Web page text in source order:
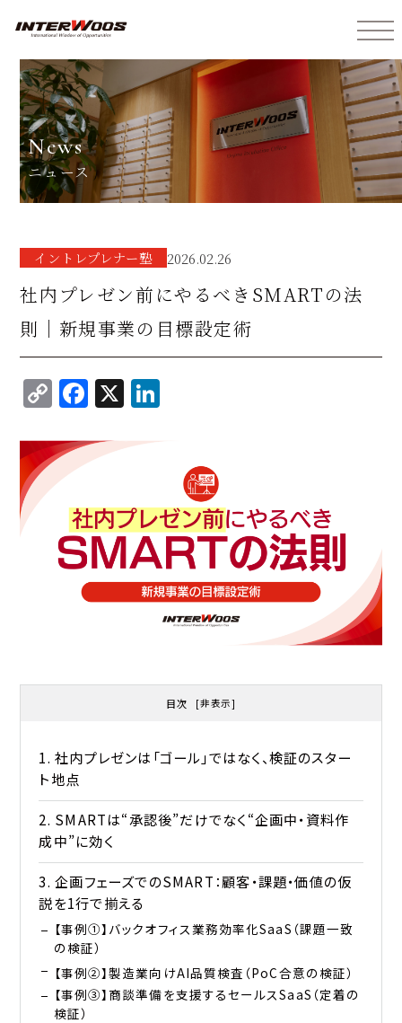
news
ニュース
イントレプレナー塾 2026.02.26
社内プレゼン前にやるべきSMARTの法
則｜新規事業の目標設定術
C
o
p
y
Li
n
k
F
a
c
b
o
o
k
X
d
I
n
目次 [非表示]
1. 社内プレゼンは「ゴール」ではなく、検証のスター
ト地点
2. SMARTは“承認後”だけでなく“企画中・資料作
成中”に効く
3. 企画フェーズでのSMART：顧客・課題・価値の仮
説を1行で揃える
【事例①】バックオフィス業務効率化SaaS（課題一致
の検証）
【事例②】製造業向けAI品質検査（PoC合意の検証）
【事例③】商談準備を支援するセールスSaaS（定着の
検証）